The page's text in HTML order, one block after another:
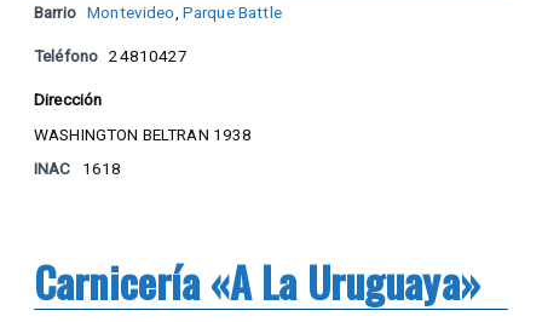
Barrio Montevideo Parque Battle
Teléfono 24810427
Dirección
WASHINGTON BELTRAN 1938
INAC
1618
Carnicería «A La Uruguaya»